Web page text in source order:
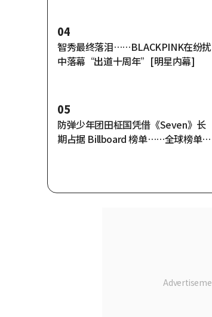
04
智秀最终落泪……BLACKPINK在纷扰
中落幕“出道十周年”[明星内幕]
05
防弹少年团田柾国凭借《Seven》长
期占据 Billboard 榜单……全球榜单成